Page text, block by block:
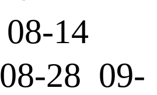
08-14
28 09-